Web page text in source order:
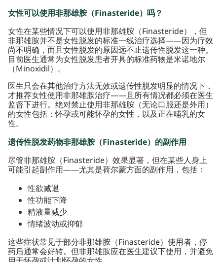
女性可以使用非那雄胺（Finasteride）吗？
女性在某些情况下可以使用非那雄胺（Finasteride），但
非那雄胺并不是女性脱发的标准一线治疗选择——因为疗效
尚不明确，而且女性脱发的原因远不止遗传性脱发这一种。
目前医生通常为女性脱发患者开具的标准药物是米诺地尔
（Minoxidil）。
医生只会在其他治疗方法无效或遗传性脱发明显的情况下，
才推荐女性使用非那雄胺治疗——且所有情况都必须在医生
监督下进行。绝对禁止使用非那雄胺（无论口服还是外用）
的女性包括：怀孕或可能怀孕的女性，以及正在哺乳的女
性。
遗传性脱发药物非那雄胺（Finasteride）的副作用
尽管非那雄胺（Finasteride）效果显著，但在某些人身上
可能引起副作用——尤其是荷尔蒙方面的副作用，包括：
性欲减退
性功能下降
精液量减少
情绪波动或抑郁
这些症状常见于部分非那雄胺（Finasteride）使用者，停
药后通常会好转。但非那雄胺应在医生建议下使用，并避免